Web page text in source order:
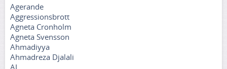
Agerande
Aggressionsbrott
Agneta Cronholm
Agneta Svensson
Ahmadiyya
Ahmadreza Djalali
AI